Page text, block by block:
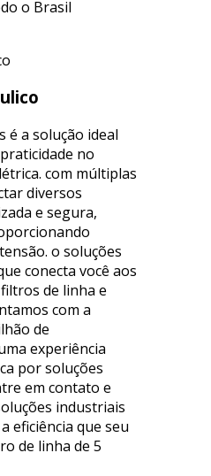
o Brasil
é a solução ideal
no
com múltiplas
diversos
e segura,
o soluções
conecta você aos
de linha e
com a
de
experiência
por soluções
em contato e
industriais
eficiência que seu
de linha de 5